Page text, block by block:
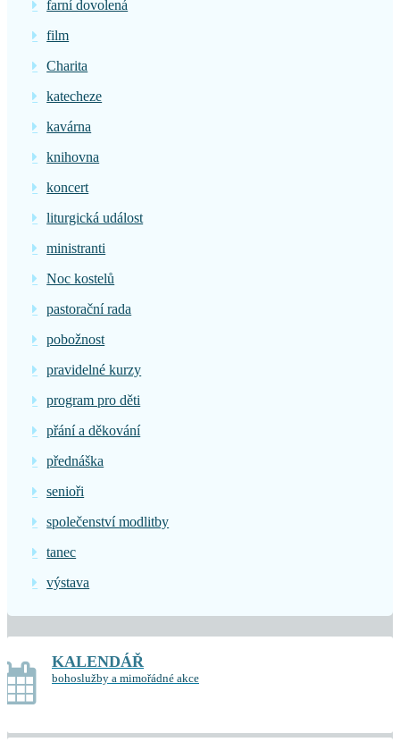
farní dovolená
film
Charita
katecheze
kavárna
knihovna
koncert
liturgická událost
ministranti
Noc kostelů
pastorační rada
pobožnost
pravidelné kurzy
program pro děti
přání a děkování
přednáška
senioři
společenství modlitby
tanec
výstava
KALENDÁŘ
bohoslužby a mimořádné akce